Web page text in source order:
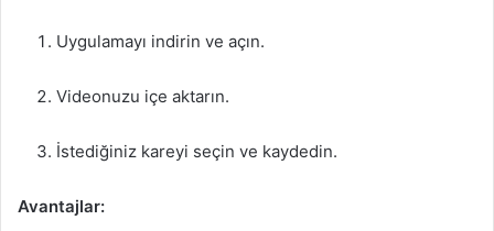
Uygulamayı indirin ve açın.
Videonuzu içe aktarın.
İstediğiniz kareyi seçin ve kaydedin.
Avantajlar: